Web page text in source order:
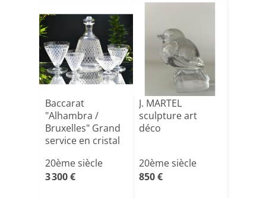
Baccarat
"Alhambra /
Bruxelles" Grand
service en cristal
20ème siècle
3 300 €
J. MARTEL
sculpture art
déco
20ème siècle
850 €